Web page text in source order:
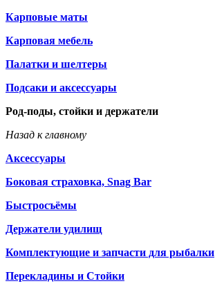
Карповые маты
Карповая мебель
Палатки и шелтеры
Подсаки и аксессуары
Род-поды, стойки и держатели
Назад к главному
Аксессуары
Боковая страховка, Snag Bar
Быстросъёмы
Держатели удилищ
Комплектующие и запчасти для рыбалки
Перекладины и Стойки